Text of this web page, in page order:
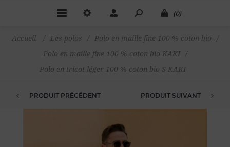
(0)
Accueil / Les polos / Polo en maille fine 100 % coton bio
/
Polo en maille fine 100 % coton bio KAKI
/
Polo en tricot léger 100 % coton bio S KAKI
PRODUIT PRÉCÉDENT PRODUIT SUIVANT